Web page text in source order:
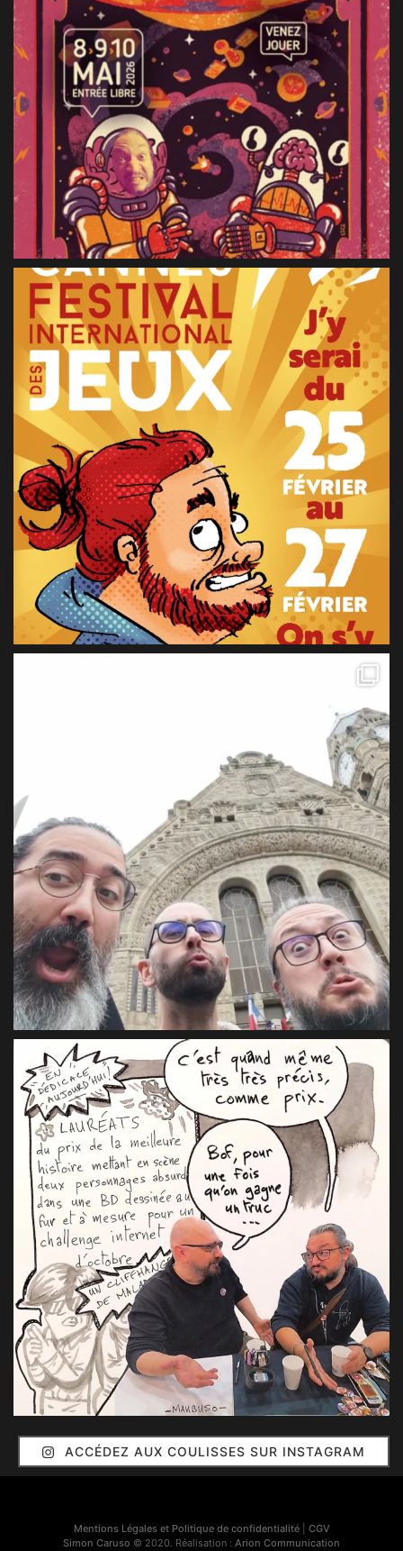
ACCÉDEZ AUX COULISSES SUR INSTAGRAM
Mentions Légales et Politique de confidentialité| CGV
Simon Caruso © 2020. Réalisation : Arion Communication